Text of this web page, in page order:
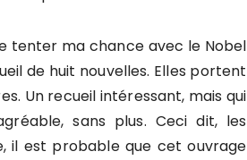
tenter ma chance avec le Nobel
de huit nouvelles. Elles portent
Un recueil intéressant, mais qui
sans plus. Ceci dit, les
il est probable que cet ouvrage